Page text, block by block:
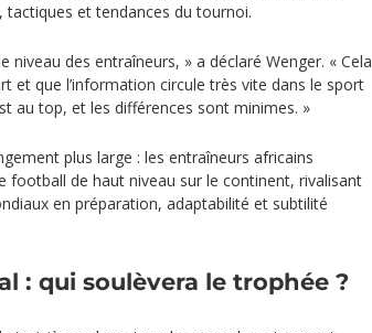
tactiques et tendances du tournoi.
niveau des entraîneurs, » a déclaré Wenger. « Cela
et que l’information circule très vite dans le sport
au top, et les différences sont minimes. »
plus large : les entraîneurs africains
football de haut niveau sur le continent, rivalisant
en préparation, adaptabilité et subtilité
: qui soulèvera le trophée ?